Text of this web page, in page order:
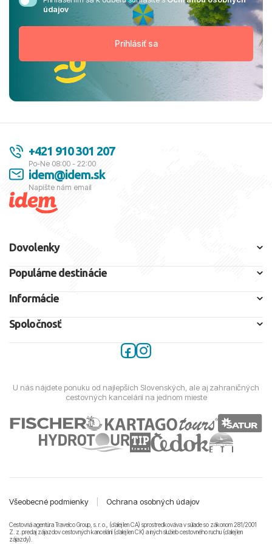
údajov
+421 910 301 207
Po-Ne 08:00 - 22:00
idem@idem.sk
Napíšte nám email
Dovolenky
Populárne destinácie
Informácie
Spoločnosť
U nás nájdete ponuku od najlepších Slovenských, ale aj zahraničných
cestovných kancelárií na jednom mieste
Všeobecné podmienky Ochrana osobných údajov
Cestovná agentúra Travelco Group, s. r. o., (ďalej len CA) sprostredkováva v súlade so zákonom 281/2001
Z. z. predaj zájazdov cestovných kancelárii (ďalej len CK) a iných služieb cestovného ruchu (ďalej len
zájazdy).